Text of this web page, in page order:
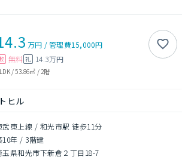
万円 /管理費15,000円
無料 礼 14.3万円
/53.86㎡ / 2階
ヒル
武東上線 / 和光市駅 徒歩11分
10年 / 3階建
玉県和光市下新倉２丁目18-7